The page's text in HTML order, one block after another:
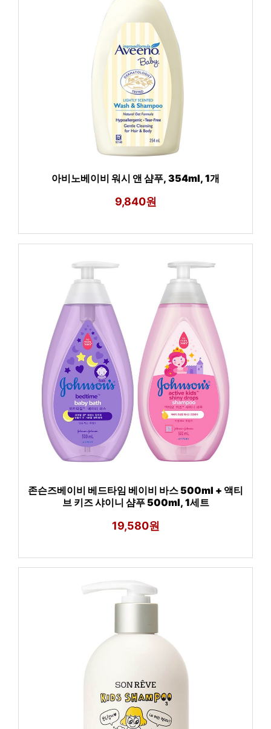
아비노베이비 워시 앤 샴푸, 354ml, 1개
9,840원
존슨즈베이비 베드타임 베이비 바스 500ml + 액티
브 키즈 샤이니 샴푸 500ml, 1세트
19,580원